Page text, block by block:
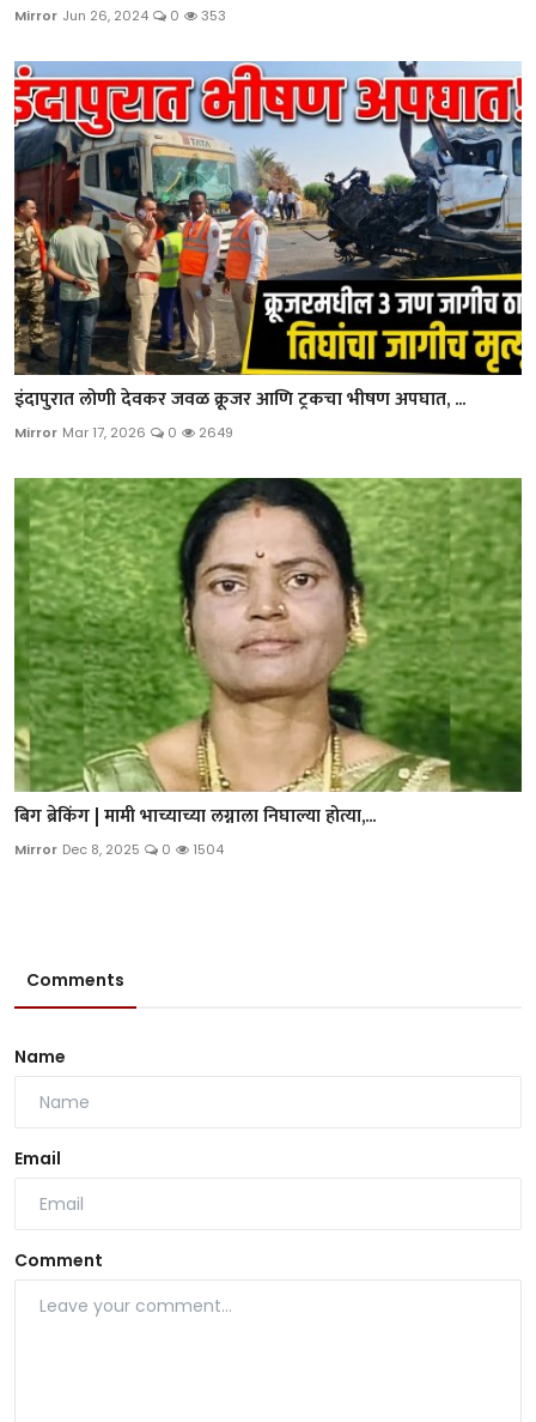
Mirror Jun 26, 2024 0 353
इंदापुरात लोणी देवकर जवळ क्रूजर आणि ट्रकचा भीषण अपघात, ...
Mirror Mar 17, 2026 0 2649
बिग ब्रेकिंग | मामी भाच्याच्या लग्नाला निघाल्या होत्या,...
Mirror Dec 8, 2025 0 1504
Comments
Name
Email
Comment